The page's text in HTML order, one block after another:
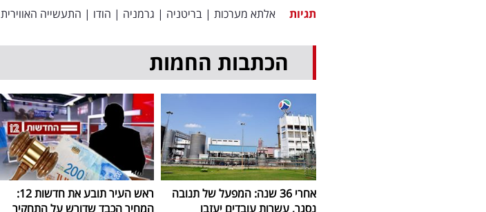
תגיות אלתא מערכות | בריטניה | גרמניה | הודו | התעשייה האווירית
הכתבות החמות
אחרי 36 שנה: המפעל של תנובה
נסגר, עשרות עובדים יעזבו
ראש העיר תובע את חדשות 12:
המחיר הכבד שדורש על התחקיר